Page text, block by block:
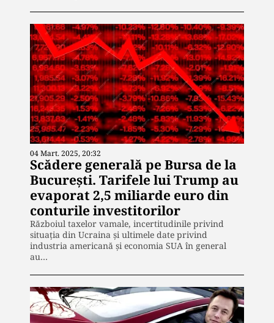
04 Mart. 2025, 20:32
Scădere generală pe Bursa de la
Bucureşti. Tarifele lui Trump au
evaporat 2,5 miliarde euro din
conturile investitorilor
Războiul taxelor vamale, incertitudinile privind
situaţia din Ucraina şi ultimele date privind
industria americană şi economia SUA în general
au…